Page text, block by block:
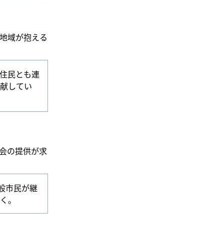
域が抱える
民とも連
してい
の提供が求
市民が継
。